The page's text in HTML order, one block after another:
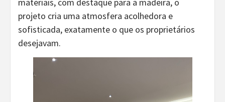
materiais, com destaque para a madeira, o
projeto cria uma atmosfera acolhedora e
sofisticada, exatamente o que os proprietários
desejavam.